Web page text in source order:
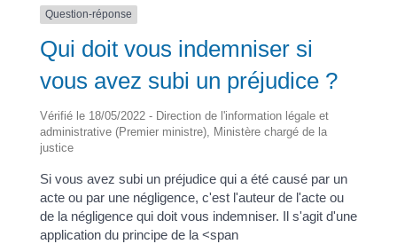
Question-réponse
Qui doit vous indemniser si
vous avez subi un préjudice ?
Vérifié le 18/05/2022 - Direction de l'information légale et
administrative (Premier ministre), Ministère chargé de la
justice
Si vous avez subi un préjudice qui a été causé par un
acte ou par une négligence, c'est l'auteur de l'acte ou
de la négligence qui doit vous indemniser. Il s'agit d'une
application du principe de la <span